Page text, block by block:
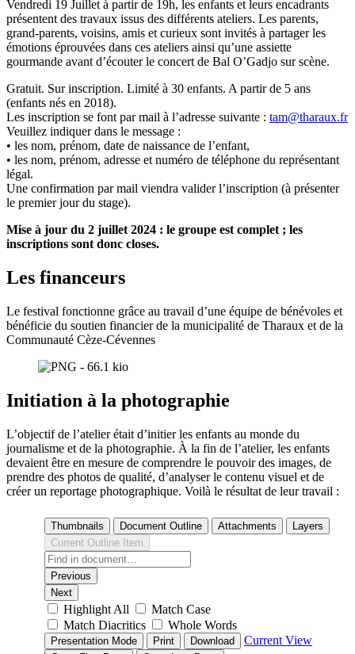
Vendredi 19 Juillet à partir de 19h, les enfants et leurs encadrants
présentent des travaux issus des différents ateliers. Les parents,
grand-parents, voisins, amis et curieux sont invités à partager les
émotions éprouvées dans ces ateliers ainsi qu’une assiette
gourmande avant d’écouter le concert de Bal O’Gadjo sur scène.
Gratuit. Sur inscription. Limité à 30 enfants. A partir de 5 ans
(enfants nés en 2018).
Les inscription se font par mail à l’adresse suivante : tam@tharaux.fr
Veuillez indiquer dans le message :
• les nom, prénom, date de naissance de l’enfant,
• les nom, prénom, adresse et numéro de téléphone du représentant
légal.
Une confirmation par mail viendra valider l’inscription (à présenter
le premier jour du stage).
Mise à jour du 2 juillet 2024 : le groupe est complet ; les
inscriptions sont donc closes.
Les financeurs
Le festival fonctionne grâce au travail d’une équipe de bénévoles et
bénéficie du soutien financier de la municipalité de Tharaux et de la
Communauté Cèze-Cévennes
⁠Initiation à la photographie
L’objectif de l’atelier était d’initier les enfants au monde du
journalisme et de la photographie. À la fin de l’atelier, les enfants
devaient être en mesure de comprendre le pouvoir des images, de
prendre des photos de qualité, d’analyser le contenu visuel et de
créer un reportage photographique. Voilà le résultat de leur travail :